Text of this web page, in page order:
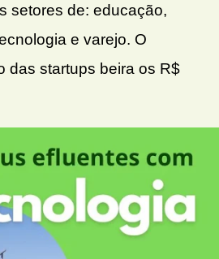
setores de: educação,
e varejo. O
das startups beira os R$